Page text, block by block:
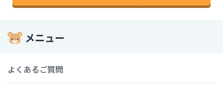
メニュー
よくあるご質問